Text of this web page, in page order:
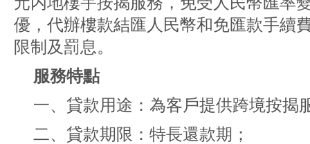
優，代辦樓款結匯人民幣和免匯款手續
限制及罰息。
服務特點
一、貸款用途：為客戶提供跨境按揭
二、貸款期限：特長還款期；